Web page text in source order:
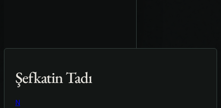
Şefkatin Tadı
N